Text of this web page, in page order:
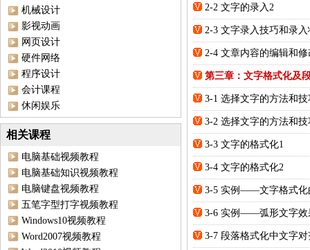
机械设计
影视动画
网页设计
硬件网络
程序设计
会计课程
休闲娱乐
相关课程
电脑基础视频教程
电脑基础知识视频教程
电脑键盘视频教程
五笔字型打字视频教程
Windows10视频教程
Word2007视频教程
2-2 文字的录入2
2-3 文字录入技巧和录
2-4 文章内容的编辑和修
第三章：文字格式化及
3-1 选择文字的方法和技
3-2 选择文字的方法和技
3-3 文字的格式化1
3-4 文字的格式化2
3-5 实例——文字格式化
3-6 实例——弧形文字效
3-7 段落格式化中文字